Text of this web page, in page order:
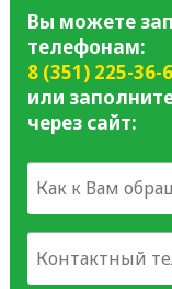
Вы можете
телефонам:
8 (351) 225-36-
или
через сайт: